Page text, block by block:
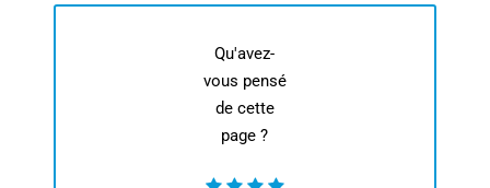
Qu'avez-
vous pensé
de cette
page ?